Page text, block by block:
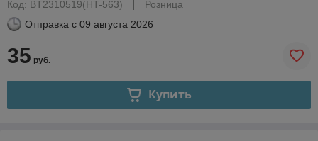
Код: BT2310519(HT-563)
Розница
Отправка с 09 августа 2026
35 руб.
Купить